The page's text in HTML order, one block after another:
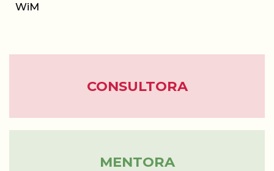
BLOG
WiM
CONSULTORA
MENTORA